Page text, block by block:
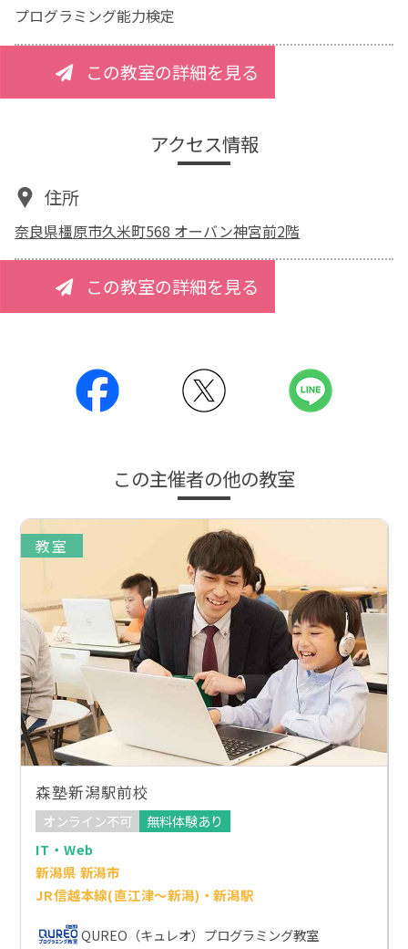
プログラミング能力検定
この教室の詳細を見る
アクセス情報
住所
奈良県橿原市久米町568 オーバン神宮前2階
この教室の詳細を見る
この主催者の他の教室
教室
森塾新潟駅前校
オンライン不可
無料体験あり
IT・Web
新潟県 新潟市
JR信越本線(直江津～新潟)・新潟駅
QUREO（キュレオ）プログラミング教室